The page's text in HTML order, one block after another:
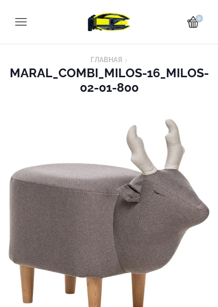
0
ГЛАВНАЯ
MARAL_COMBI_MILOS-16_MILOS-
02-01-800